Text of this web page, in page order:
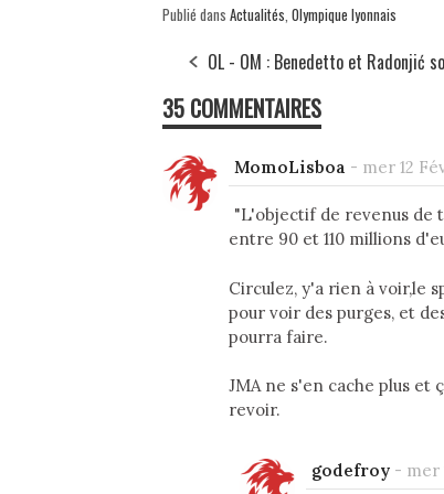
Publié dans Actualités, Olympique lyonnais
OL - OM : Benedetto et Radonjić
35 COMMENTAIRES
MomoLisboa - mer 12
"L'objectif de revenus de
entre 90 et 110 millions
Circulez, y'a rien à voir,le
pour voir des purges, et
pourra faire.
JMA ne s'en cache plus et
revoir.
godefroy - mer